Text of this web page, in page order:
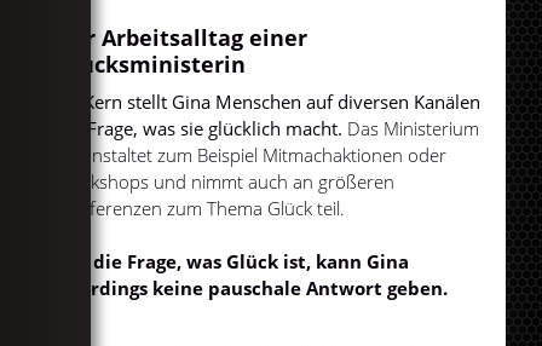
Der Arbeitsalltag einer
Glücksministerin
Im Kern stellt Gina Menschen auf diversen Kanälen
die Frage, was sie glücklich macht. Das Ministerium
veranstaltet zum Beispiel Mitmachaktionen oder
Workshops und nimmt auch an größeren
Konferenzen zum Thema Glück teil.
Auf die Frage, was Glück ist, kann Gina
allerdings keine pauschale Antwort geben.